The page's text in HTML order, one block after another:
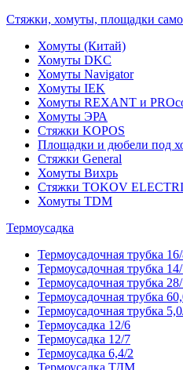
Стяжки, хомуты, площадки
Хомуты (Китай)
Хомуты DKC
Хомуты Navigator
Хомуты IEK
Хомуты REXANT и
Хомуты ЭРА
Стяжки KOPOS
Площадки и дюбели под
Стяжки General
Хомуты Вихрь
Стяжки TOKOV
Хомуты TDM
Термоусадка
Термоусадочная трубка
Термоусадочная трубка
Термоусадочная трубка
Термоусадочная трубка
Термоусадочная трубка
Термоусадка 12/6
Термоусадка 12/7
Термоусадка 6,4/2
Термоусадка ТДМ